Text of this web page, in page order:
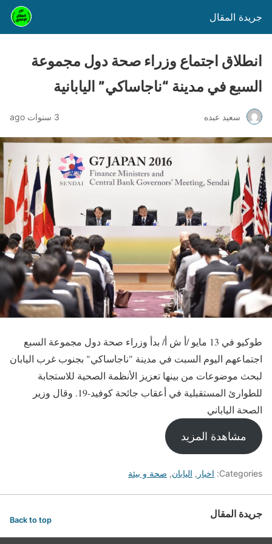
جريدة المقال
انطلاق اجتماع وزراء صحة دول مجموعة
السبع في مدينة “ناجاساكي” اليابانية
سعيد عبده 3 سنوات ago
طوكيو في 13 مايو /أ ش أ/ بدأ وزراء صحة دول مجموعة السبع
اجتماعهم اليوم السبت في مدينة "ناجاساكي" بجنوب غرب اليابان
لبحث موضوعات من بينها تعزيز الأنظمة الصحية للاستجابة
للطوارئ المستقبلية في أعقاب جائحة كوفيد-19. وقال وزير
الصحة الياباني
مشاهدة المزيد
Categories: اخبار , اليابان, صحة و بيئة
جريدة المقال Back to top